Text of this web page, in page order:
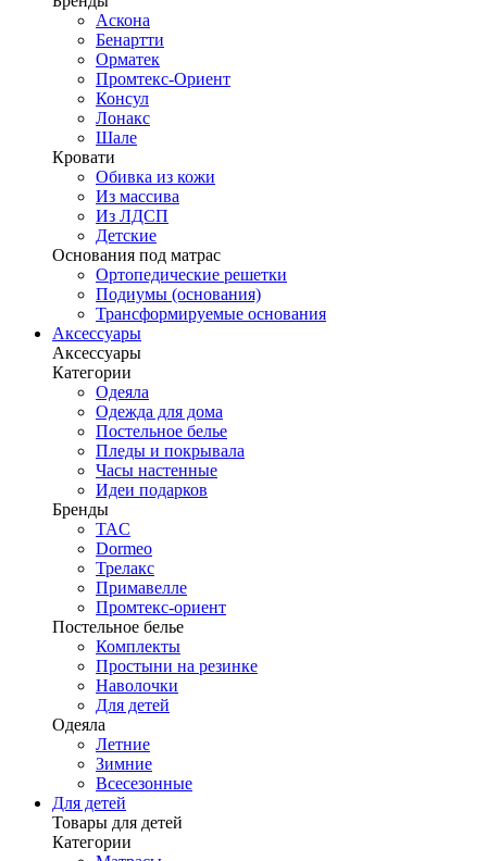
Аскона
Бенартти
Орматек
Промтекс-Ориент
Консул
Лонакс
Шале
Кровати
Обивка из кожи
Из массива
Из ЛДСП
Детские
Основания под матрас
Ортопедические решетки
Подиумы (основания)
Трансформируемые основания
Аксессуары
Аксессуары
Категории
Одеяла
Одежда для дома
Постельное белье
Пледы и покрывала
Часы настенные
Идеи подарков
Бренды
TAC
Dormeo
Трелакс
Примавелле
Промтекс-ориент
Постельное белье
Комплекты
Простыни на резинке
Наволочки
Для детей
Одеяла
Летние
Зимние
Всесезонные
Для детей
Товары для детей
Категории